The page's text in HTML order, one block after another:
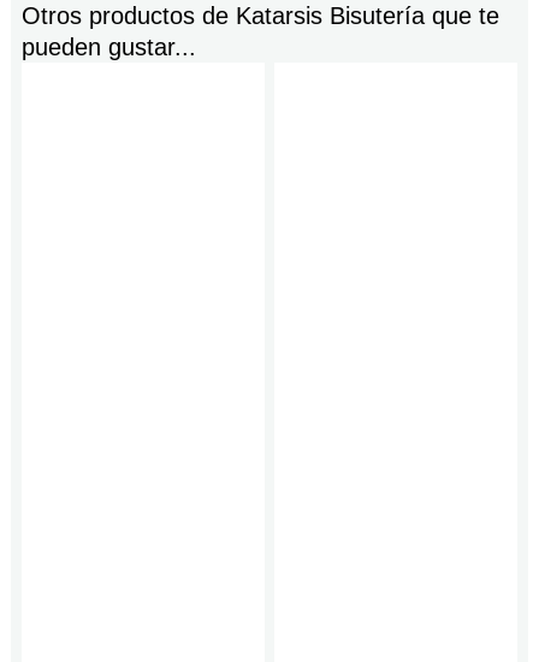
Otros productos de Katarsis Bisuteríaque te
pueden gustar...